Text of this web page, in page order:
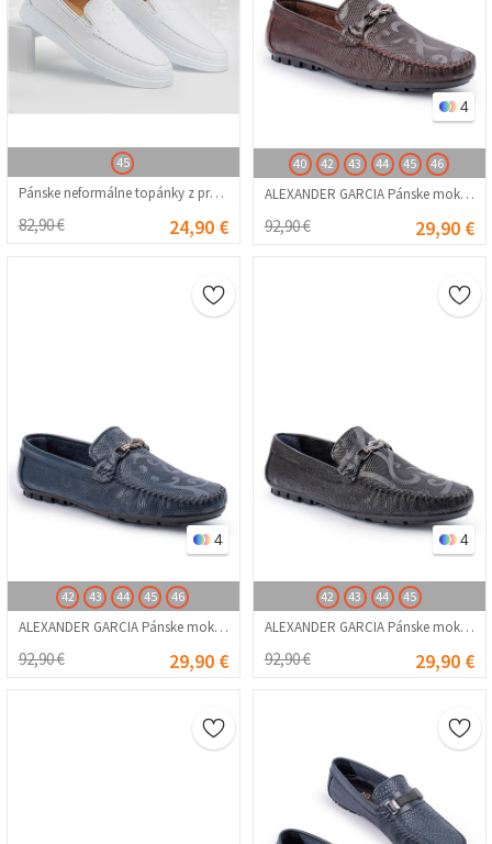
45
Pánske neformálne topánky z pravej kože Marwells - biele 2021353
82,90 € 24,90 €
4
40 42 43 44 45 46
ALEXANDER GARCIA Pánske mokasíny z pravej kože – tmavohnedá 20230321111
92,90 € 29,90 €
4
42 43 44 45 46
ALEXANDER GARCIA Pánske mokasíny z pravej kože – tmavomodrá 20230321110
92,90 € 29,90 €
4
42 43 44 45
ALEXANDER GARCIA Pánske mokasíny z pravej kože – čierna 20230321112
92,90 € 29,90 €